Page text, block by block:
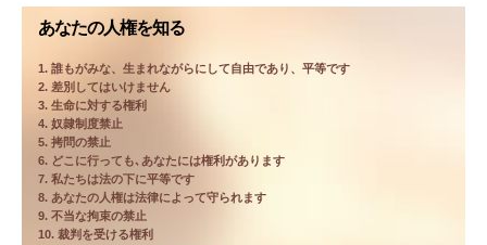
あなたの人権を知る
1. 誰もがみな、生まれながらにして自由であり、平等です
2. 差別してはいけません
3. 生命に対する権利
4. 奴隷制度禁止
5. 拷問の禁止
6. どこに行っても､あなたには権利があります
7. 私たちは法の下に平等です
8. あなたの人権は法律によって守られます
9. 不当な拘束の禁止
10. 裁判を受ける権利